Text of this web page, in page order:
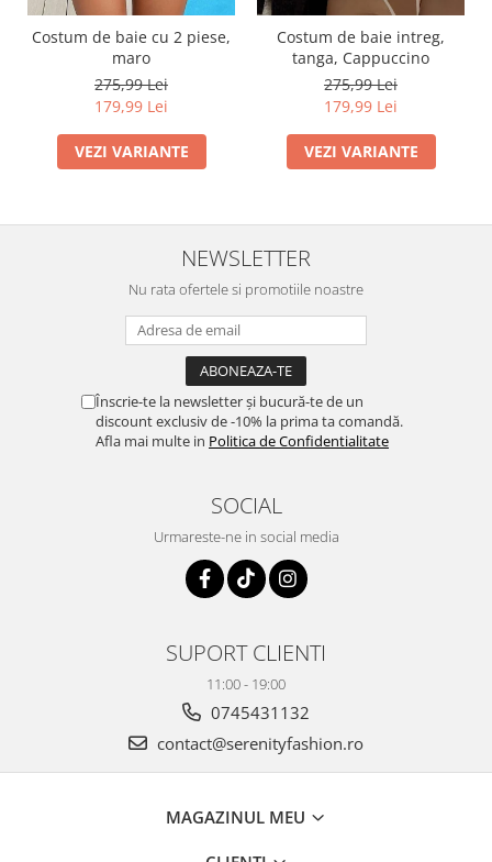
Costum de baie cu 2 piese,
maro
275,99 Lei
179,99 Lei
VEZI VARIANTE
Costum de baie intreg,
tanga, Cappuccino
275,99 Lei
179,99 Lei
VEZI VARIANTE
NEWSLETTER
Nu rata ofertele si promotiile noastre
Înscrie-te la newsletter și bucură-te de un
discount exclusiv de -10% la prima ta comandă.
Afla mai multe in Politica de Confidentialitate
SOCIAL
Urmareste-ne in social media
SUPORT CLIENTI
11:00 - 19:00
0745431132
contact@serenityfashion.ro
MAGAZINUL MEU